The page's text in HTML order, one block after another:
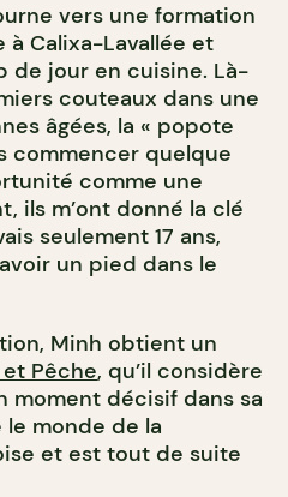
vers une formation
Calixa-Lavallée et
de jour en cuisine. Là-
couteaux dans une
âgées, la « popote
commencer quelque
comme une
ils m’ont donné la clé
seulement 17 ans,
un pied dans le
Minh obtient un
Pêche, qu’il considère
moment décisif dans sa
monde de la
et est tout de suite